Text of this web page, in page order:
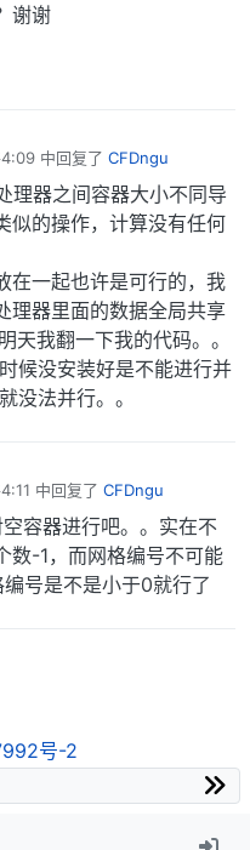
谢谢
中回复了 CFDngu
理器之间容器大小不同导
似的操作，计算没有任何
在一起也许是可行的，我
理器里面的数据全局共享
天我翻一下我的代码。。
候没安装好是不能进行并
没法并行。。
中回复了 CFDngu
容器进行吧。。实在不
数-1，而网格编号不可能
号是不是小于0就行了
号-2